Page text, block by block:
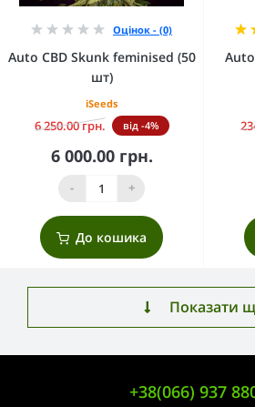
Оцінок - (0)
Auto CBD Skunk feminised (50
шт)
iSeeds
6 250.00 грн. від -4%
6 000.00 грн.
- +
До кошика
Показати
+38(066) 937